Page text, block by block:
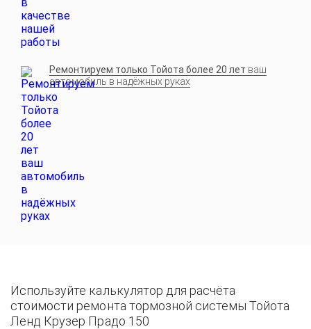
Ремонтируем только Тойота более 20 лет ваш
автомобиль в надёжных руках
Используйте калькулятор для расчёта
стоимости ремонта тормозной системы Тойота
Ленд Крузер Прадо 150